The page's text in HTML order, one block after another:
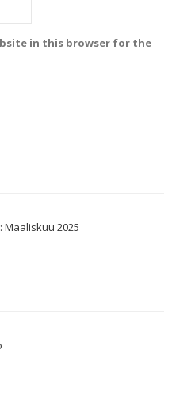
in this browser for the
2025